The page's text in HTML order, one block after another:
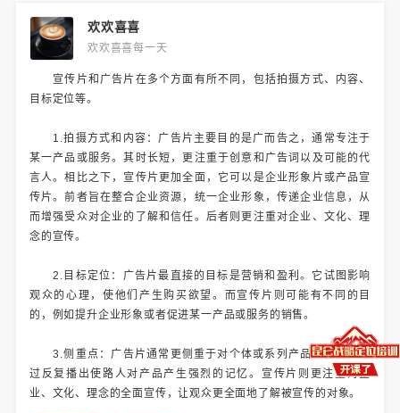
欢欢喜喜
欢欢喜喜每一天
宣传片和广告片在多个方面有所不同，包括拍摄方式、内容、
目标定位等。
1.拍摄方式和内容：广告片主要目的是广而告之，通常专注于
某一产品或服务。其时长短，更注重于创意和广告词以及可能的代
言人。相比之下，宣传片更加全面，它可以是企业形象片或产品宣
传片。前者旨在整合企业资源，统一企业形象，传递企业信息，从
而增强受众对企业的了解和信任。后者则更注重对企业、文化、理
念的宣传。
2.目标定位：广告片最直接的目标是营销和盈利。它试图影响
观众的心理，使他们产生购买欲望。而宣传片则可能有不同的目
的，例如提升企业形象或者促进某一产品或服务的销售。
3.侧重点：广告片通常更侧重于对个体或系列产品的宣传，通
过反复播出使路人对产品产生强烈的记忆。宣传片则更注重对企
业、文化、理念的全面宣传，让观众更全面地了解被宣传的对象。